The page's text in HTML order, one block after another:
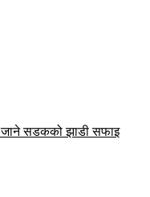
जाने सडकको झाडी सफाइ